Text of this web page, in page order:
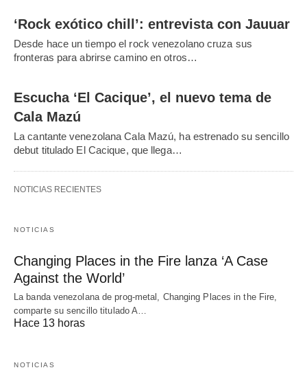
‘Rock exótico chill’: entrevista con Jauuar
Desde hace un tiempo el rock venezolano cruza sus
fronteras para abrirse camino en otros…
Escucha ‘El Cacique’, el nuevo tema de
Cala Mazú
La cantante venezolana Cala Mazú, ha estrenado su sencillo
debut titulado El Cacique, que llega…
NOTICIAS RECIENTES
NOTICIAS
Changing Places in the Fire lanza ‘A Case
Against the World’
La banda venezolana de prog-metal, Changing Places in the Fire,
comparte su sencillo titulado A…
Hace 13 horas
NOTICIAS